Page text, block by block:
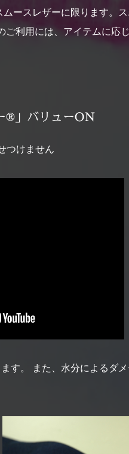
ースレザーに限ります。
利用には、アイテムに応
®」バリューON
つけません
す。 また、水分によるダメ